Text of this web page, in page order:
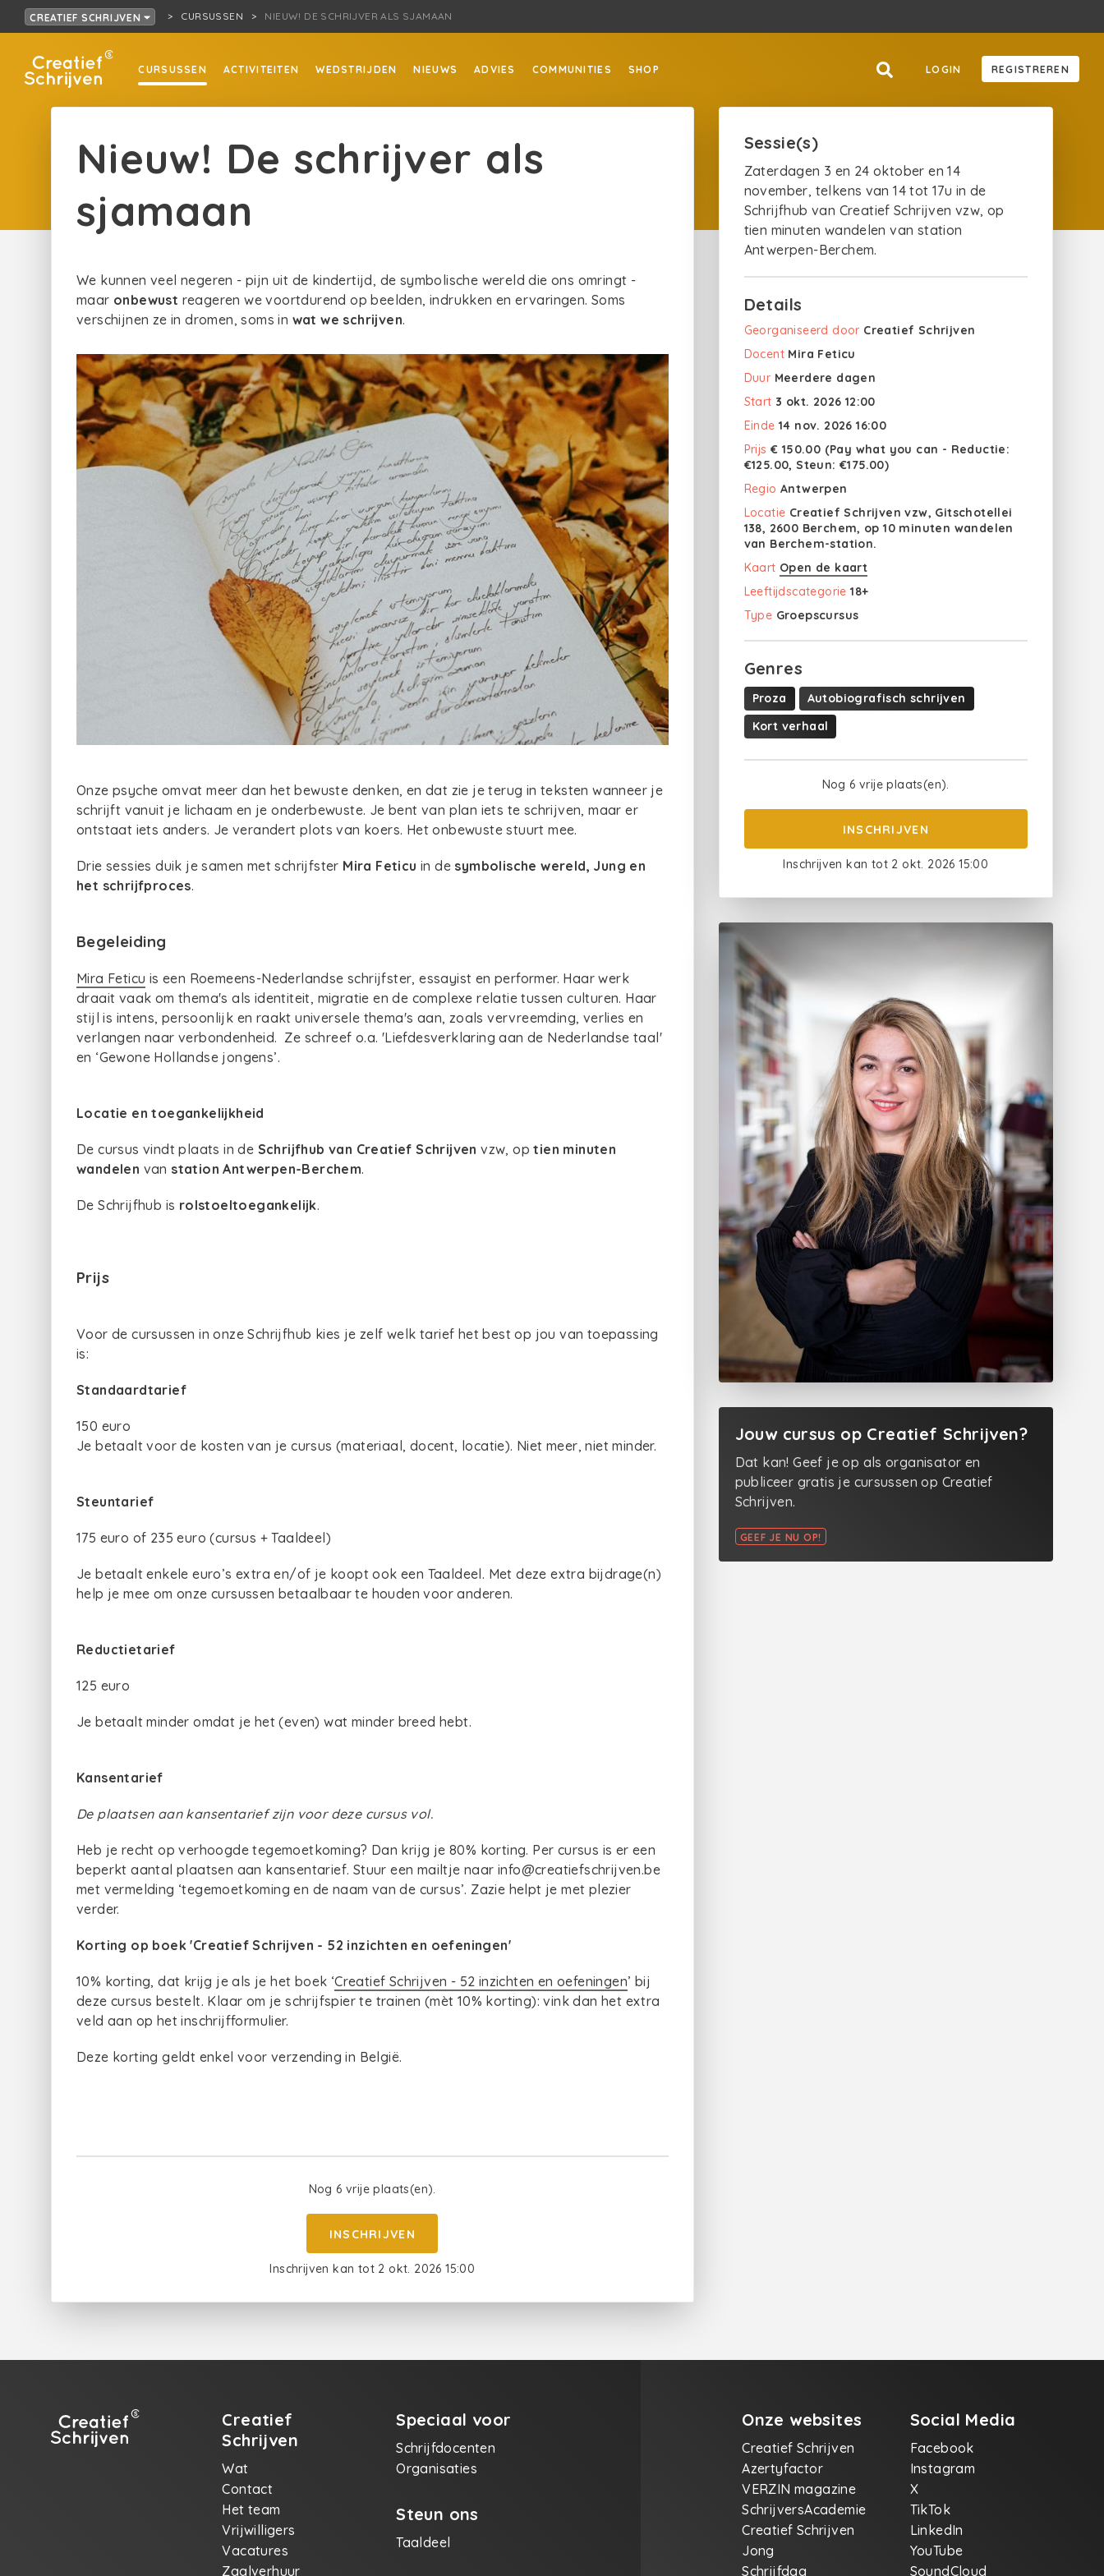
CREATIEF SCHRIJVEN CURSUSSEN NIEUW! DE SCHRIJVER ALS SJAMAAN
CURSUSSEN ACTIVITEITEN WEDSTRIJDEN NIEUWS ADVIES COMMUNITIES SHOP LOGIN REGISTREREN
Nieuw! De schrijver als
sjamaan
We kunnen veel negeren - pijn uit de kindertijd, de symbolische wereld die ons omringt -
maar onbewust reageren we voortdurend op beelden, indrukken en ervaringen. Soms
verschijnen ze in dromen, soms in wat we schrijven.
Onze psyche omvat meer dan het bewuste denken, en dat zie je terug in teksten wanneer je
schrijft vanuit je lichaam en je onderbewuste. Je bent van plan iets te schrijven, maar er
ontstaat iets anders. Je verandert plots van koers. Het onbewuste stuurt mee.
Drie sessies duik je samen met schrijfster Mira Feticu in de symbolische wereld, Jung en
het schrijfproces.
Begeleiding
Mira Feticu is een Roemeens-Nederlandse schrijfster, essayist en performer. Haar werk
draait vaak om thema's als identiteit, migratie en de complexe relatie tussen culturen. Haar
stijl is intens, persoonlijk en raakt universele thema's aan, zoals vervreemding, verlies en
verlangen naar verbondenheid. Ze schreef o.a. 'Liefdesverklaring aan de Nederlandse taal'
en ‘Gewone Hollandse jongens’.
Locatie en toegankelijkheid
De cursus vindt plaats in de Schrijfhub van Creatief Schrijven vzw, optien minuten
wandelen van station Antwerpen-Berchem.
De Schrijfhub is rolstoeltoegankelijk.
Prijs
Voor de cursussen in onze Schrijfhub kies je zelf welk tarief het best op jou van toepassing
is:
Standaardtarief
150 euro
Je betaalt voor de kosten van je cursus (materiaal, docent, locatie). Niet meer, niet minder.
Steuntarief
175 euro of 235 euro (cursus + Taaldeel)
Je betaalt enkele euro’s extra en/of je koopt ook een Taaldeel. Met deze extra bijdrage(n)
help je mee om onze cursussen betaalbaar te houden voor anderen.
Reductietarief
125 euro
Je betaalt minder omdat je het (even) wat minder breed hebt.
Kansentarief
De plaatsen aan kansentarief zijn voor deze cursus vol.
Heb je recht op verhoogde tegemoetkoming? Dan krijg je 80% korting. Per cursus is er een
beperkt aantal plaatsen aan kansentarief. Stuur een mailtje naar info@creatiefschrijven.be
met vermelding ‘tegemoetkoming en de naam van de cursus’. Zazie helpt je met plezier
verder.
Korting op boek 'Creatief Schrijven - 52 inzichten en oefeningen'
10% korting, dat krijg je als je het boek ‘Creatief Schrijven - 52 inzichten en oefeningen’ bij
deze cursus bestelt. Klaar om je schrijfspier te trainen (mèt 10% korting): vink dan het extra
veld aan op het inschrijfformulier.
Deze korting geldt enkel voor verzending in België.
Nog 6 vrije plaats(en).
INSCHRIJVEN
Inschrijven kan tot 2 okt. 2026 15:00
Sessie(s)
Zaterdagen 3 en 24 oktober en 14
november, telkens van 14 tot 17u in de
Schrijfhub van Creatief Schrijven vzw, op
tien minuten wandelen van station
Antwerpen-Berchem.
Details
Georganiseerd door Creatief Schrijven
Docent Mira Feticu
Duur Meerdere dagen
Start 3 okt. 2026 12:00
Einde 14 nov. 2026 16:00
Prijs € 150.00 (Pay what you can - Reductie:
€125.00, Steun: €175.00)
Regio Antwerpen
Locatie Creatief Schrijven vzw, Gitschotellei
138, 2600 Berchem, op 10 minuten wandelen
van Berchem-station.
Kaart Open de kaart
Leeftijdscategorie 18+
Type Groepscursus
Genres
Proza
Autobiografisch schrijven
Kort verhaal
Nog 6 vrije plaats(en).
INSCHRIJVEN
Inschrijven kan tot 2 okt. 2026 15:00
Jouw cursus op Creatief Schrijven?
Dat kan! Geef je op als organisator en
publiceer gratis je cursussen op Creatief
Schrijven.
GEEF JE NU OP!
Creatief
Schrijven
Wat
Contact
Het team
Vrijwilligers
Vacatures
Zaalverhuur
Speciaal voor
Schrijfdocenten
Organisaties
Steun ons
Taaldeel
Onze websites
Creatief Schrijven
Azertyfactor
VERZIN magazine
SchrijversAcademie
Creatief Schrijven
Jong
Schrijfdag
Social Media
Facebook
Instagram
X
TikTok
LinkedIn
YouTube
SoundCloud